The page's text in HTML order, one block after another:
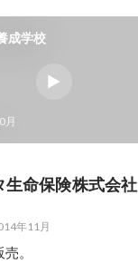
成学校
月
生命保険株式会社
年11月
。